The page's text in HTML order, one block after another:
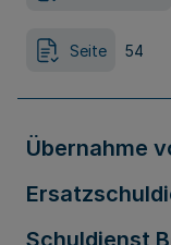
Seite 54
Übernahme
Schuldienst